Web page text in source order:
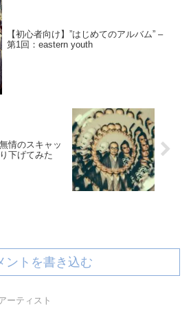
【初心者向け】”はじめてのアルバム” –
第1回：eastern youth
情のスキャッ
下げてみた
ントを書き込む
ーティスト